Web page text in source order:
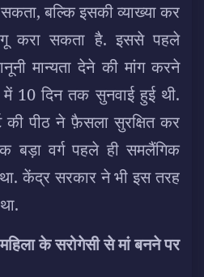
बल्कि इसकी व्याख्या कर
करा सकता है. इससे पहले
मान्यता देने की मांग करने
में 10 दिन तक सुनवाई हुई थी.
की पीठ ने फ़ैसला सुरक्षित कर
बड़ा वर्ग पहले ही समलैंगिक
केंद्र सरकार ने भी इस तरह
महिला के सरोगेसी से मां बनने पर